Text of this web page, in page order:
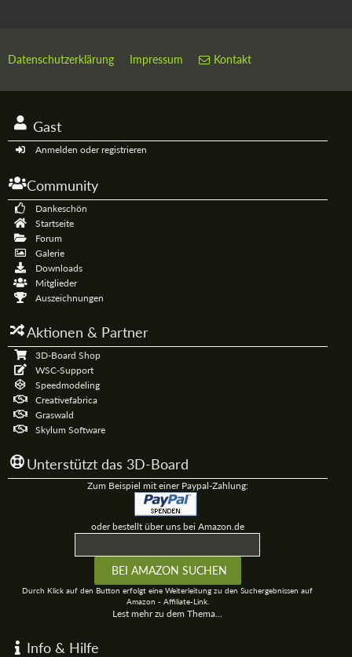
Datenschutzerklärung Impressum Kontakt
Gast
Anmelden oder registrieren
Community
Dankeschön
Startseite
Forum
Galerie
Downloads
Mitglieder
Auszeichnungen
Aktionen & Partner
3D-Board Shop
WSC-Support
Speedmodeling
Creativefabrica
Graswald
Skylum Software
Unterstützt das 3D-Board
Zum Beispiel mit einer Paypal-Zahlung:
oder bestellt über uns bei Amazon.de
Durch Klick auf den Button erfolgt eine Weiterleitung zu den Suchergebnissen auf
Amazon - Affiliate-Link.
Lest mehr zu dem Thema...
Info & Hilfe